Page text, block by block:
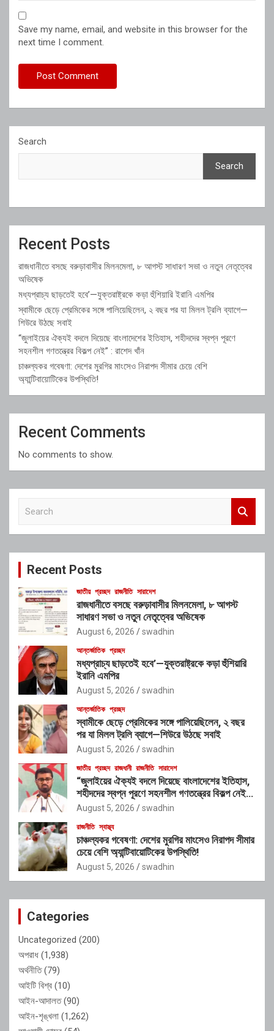
Save my name, email, and website in this browser for the
next time I comment.
Search
Search
Recent Posts
রাজধানীতে বসছে বরুড়াবাসীর মিলনমেলা, ৮ আগস্ট সাধারণ সভা ও নতুন নেতৃত্বের
অভিষেক
মধ্যপ্রাচ্য ছাড়তেই হবে’—যুক্তরাষ্ট্রকে কড়া হুঁশিয়ারি ইরানি এমপির
স্বামীকে ছেড়ে প্রেমিকের সঙ্গে পালিয়েছিলেন, ২ বছর পর যা মিলল ট্রলি ব্যাগে—
শিউরে উঠছে সবাই
“জুলাইয়ের ঐক্যই বদলে দিয়েছে বাংলাদেশের ইতিহাস, শহীদদের স্বপ্ন পূরণে
সহনশীল গণতন্ত্রের বিকল্প নেই” : রাশেদ খাঁন
চাঞ্চল্যকর গবেষণা: দেশের মুরগির মাংসেও নিরাপদ সীমার চেয়ে বেশি
অ্যান্টিবায়োটিকের উপস্থিতি!
Recent Comments
No comments to show.
c
Recent Posts
জাতীয় প্রচ্ছদ রাজনীতি সারাদেশ
রাজধানীতে বসছে বরুড়াবাসীর মিলনমেলা, ৮ আগস্ট
সাধারণ সভা ও নতুন নেতৃত্বের অভিষেক
August 6, 2026 swadhin
আন্তর্জাতিক প্রচ্ছদ
মধ্যপ্রাচ্য ছাড়তেই হবে’—যুক্তরাষ্ট্রকে কড়া হুঁশিয়ারি
ইরানি এমপির
August 5, 2026 swadhin
আন্তর্জাতিক প্রচ্ছদ
স্বামীকে ছেড়ে প্রেমিকের সঙ্গে পালিয়েছিলেন, ২ বছর
পর যা মিলল ট্রলি ব্যাগে—শিউরে উঠছে সবাই
August 5, 2026 swadhin
জাতীয় প্রচ্ছদ রাজধানী রাজনীতি সারাদেশ
“জুলাইয়ের ঐক্যই বদলে দিয়েছে বাংলাদেশের ইতিহাস,
শহীদদের স্বপ্ন পূরণে সহনশীল গণতন্ত্রের বিকল্প নেই” :
রাশেদ খাঁন
August 5, 2026 swadhin
রাজনীতি স্বাস্থ্য
চাঞ্চল্যকর গবেষণা: দেশের মুরগির মাংসেও নিরাপদ সীমার
চেয়ে বেশি অ্যান্টিবায়োটিকের উপস্থিতি!
August 5, 2026 swadhin
Categories
Uncategorized (200)
অপরাধ (1,938)
অর্থনীতি(79)
আইটি বিশ্ব (10)
আইন-আদালত(90)
আইন-শৃঙ্খলা (1,262)